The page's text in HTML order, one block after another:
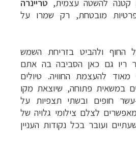
קטנה להשטה עצמית, טריינרה
מובטחת, רק שמרו על
החוף ולהביט בזריחת השמש
ריו גם כאן הסביבה בה אתם
להעצמת החוויה. טיולים
במשאית פתוחה, שיוצאת מקו
עשר חופים ובשתי תצפיות על
לצלם צילומי גלויה של
ועובר בכל נקודות העניין